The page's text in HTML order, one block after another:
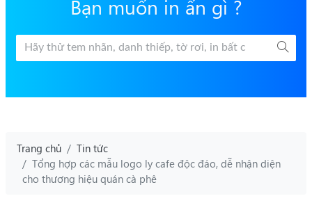
Bạn muốn in ấn gì ?
Trang chủ
Tin tức
Tổng hợp các mẫu logo ly cafe độc đáo, dễ nhận diện
cho thương hiệu quán cà phê